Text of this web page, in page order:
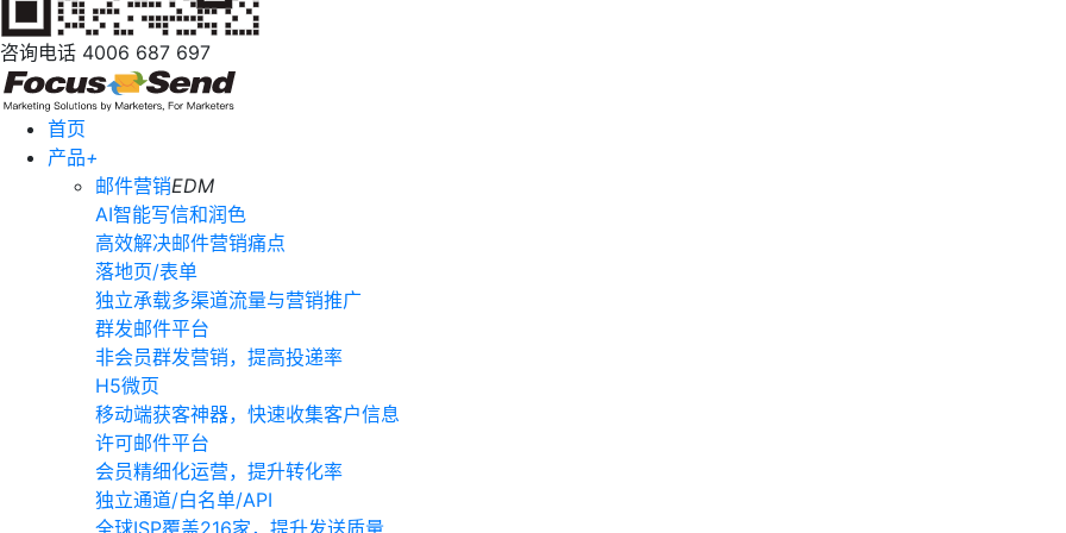
咨询电话 4006 687 697
首页
产品+
邮件营销EDM
AI智能写信和润色
高效解决邮件营销痛点
落地页/表单
独立承载多渠道流量与营销推广
群发邮件平台
非会员群发营销，提高投递率
H5微页
移动端获客神器，快速收集客户信息
许可邮件平台
会员精细化运营，提升转化率
独立通道/白名单/API
全球ISP覆盖216家，提升发送质量